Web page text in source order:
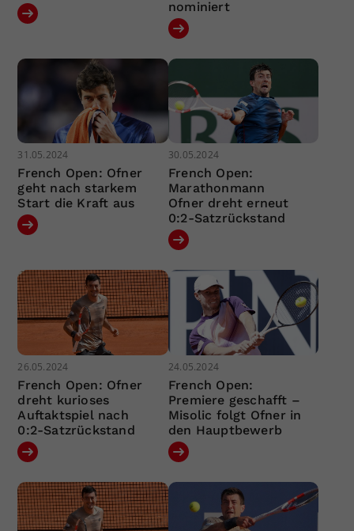
nominiert
31.05.2024
French Open: Ofner
geht nach starkem
Start die Kraft aus
30.05.2024
French Open:
Marathonmann
Ofner dreht erneut
0:2-Satzrückstand
26.05.2024
French Open: Ofner
dreht kurioses
Auftaktspiel nach
0:2-Satzrückstand
24.05.2024
French Open:
Premiere geschafft –
Misolic folgt Ofner in
den Hauptbewerb